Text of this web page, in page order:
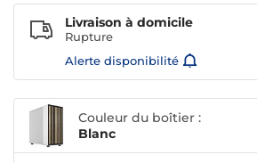
Livraison à domicile
Rupture
Alerte disponibilité
Couleur du boîtier :
Blanc